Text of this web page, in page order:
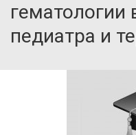
гематологии
педиатра и